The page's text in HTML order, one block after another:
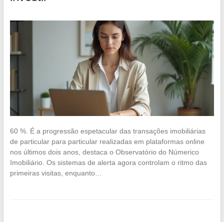
60 %. É a progressão espetacular das transações imobiliárias
de particular para particular realizadas em plataformas online
nos últimos dois anos, destaca o Observatório do Númerico
Imobiliário. Os sistemas de alerta agora controlam o ritmo das
primeiras visitas, enquanto…